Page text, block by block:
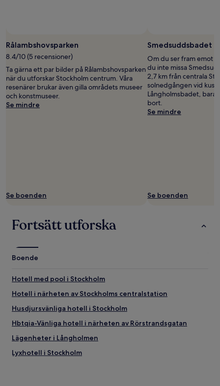
Rålambshovsparken
8.4/10 (5 recensioner)
Ta gärna ett par bilder på Rålambshovsparken
när du utforskar Stockholm centrum. Våra
resenärer brukar även gilla områdets museer
och konstmuseer.
Se mindre
Se boenden
Smedsuddsbadet
Om du ser fram emot
du inte missa
2,7 km från centrala
solnedgången vid
Långholmsbadet, bara
bort.
Se mindre
Se boenden
Fortsätt utforska
Boende
Hotell med pool i Stockholm
Hotell i närheten av Stockholms centralstation
Husdjursvänliga hotell i Stockholm
Hbtqia-Vänliga hotell i närheten av Rörstrandsgatan
Lägenheter i Långholmen
Lyxhotell i Stockholm